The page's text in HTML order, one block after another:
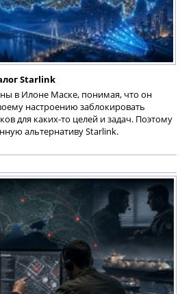
Starlink
в Илоне Маске, понимая, что он
настроению заблокировать
для каких-то целей и задач. Поэтому
альтернативу Starlink.